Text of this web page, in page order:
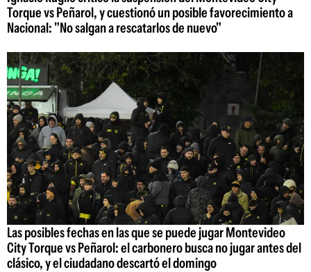
Torque vs Peñarol, y cuestionó un posible favorecimiento a
Nacional: "No salgan a rescatarlos de nuevo"
Las posibles fechas en las que se puede jugar Montevideo
City Torque vs Peñarol: el carbonero busca no jugar antes del
clásico, y el ciudadano descartó el domingo